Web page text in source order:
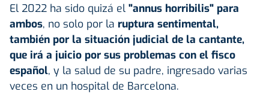
El 2022 ha sido quizá el "annus horribilis" para
ambos, no solo por la ruptura sentimental,
también por la situación judicial de la cantante,
que irá a juicio por sus problemas con el fisco
español, y la salud de su padre, ingresado varias
veces en un hospital de Barcelona.